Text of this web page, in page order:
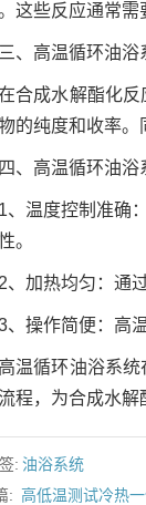
这些反应通常需
三、高温循环油浴
合成水解酯化
的纯度和收率。
四、高温循环油浴
1、温度控制准确
。
2、加热均匀：通
、操作简便：高
高温循环油浴系
程，为合成水解
: 油浴系统
: 高低温测试冷热